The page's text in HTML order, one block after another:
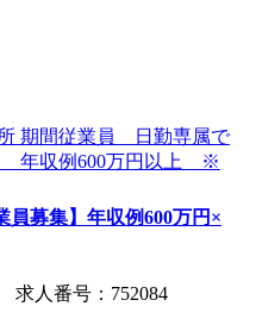
員募集】年収例600万円×
人番号：752084